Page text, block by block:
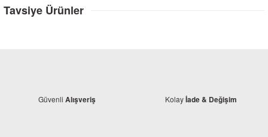
Tavsiye Ürünler
Güvenli Alışveriş Kolayİade & Değişim